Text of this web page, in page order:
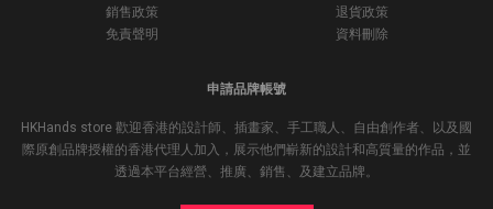
銷售政策
退貨政策
免責聲明
資料刪除
申請品牌帳號
HKHands store 歡迎香港的設計師、插畫家、手工職人、自由創作者、以及國
際原創品牌授權的香港代理人加入，展示他們嶄新的設計和高質量的作品，並
透過本平台經營、推廣、銷售、及建立品牌。